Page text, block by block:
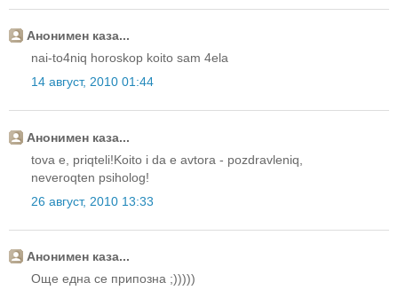
Анонимен каза...
nai-to4niq horoskop koito sam 4ela
14 август, 2010 01:44
Анонимен каза...
tova e, priqteli!Koito i da e avtora - pozdravleniq,
neveroqten psiholog!
26 август, 2010 13:33
Анонимен каза...
Още една се припозна ;)))))